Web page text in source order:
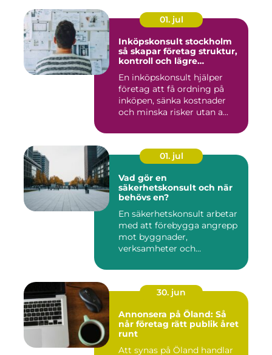
01. jul
Inköpskonsult stockholm
så skapar företag struktur,
kontroll och lägre
En inköpskonsult hjälper
företag att få ordning på
inköpen, sänka kostnader
och minska risker utan a...
01. jul
Vad gör en
säkerhetskonsult och när
behövs en?
En säkerhetskonsult arbetar
med att förebygga angrepp
mot byggnader,
verksamheter och
30. jun
Annonsera på Öland: Så
når företag rätt publik året
runt
Att synas på Öland handlar